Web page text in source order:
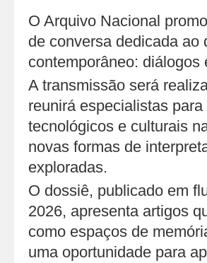
O Arquivo Nacional
de conversa dedicada ao
contemporâneo: diálogos
A transmissão será
reunirá especialistas
tecnológicos e culturais
novas formas de
exploradas.
O dossiê, publicado em
2026, apresenta artigos
como espaços de
uma oportunidade para